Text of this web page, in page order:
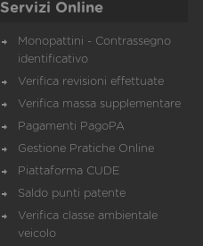
Servizi Online
Monopattini - Contrassegno
identificativo
Verifica revisioni effettuate
Verifica massa supplementare
Pagamenti PagoPA
Gestione Pratiche Online
Piattaforma CUDE
Saldo punti patente
Verifica classe ambientale
veicolo